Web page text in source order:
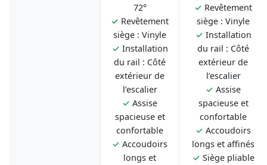
72°
✓ Revêtement
siège : Vinyle
✓ Installation
du rail : Côté
extérieur de
l’escalier
✓ Assise
spacieuse et
confortable
✓ Accoudoirs
longs et
✓ Revêtement
siège : Vinyle
✓ Installation
du rail : Côté
extérieur de
l’escalier
✓ Assise
spacieuse et
confortable
✓ Accoudoirs
longs et affinés
✓ Siège pliable